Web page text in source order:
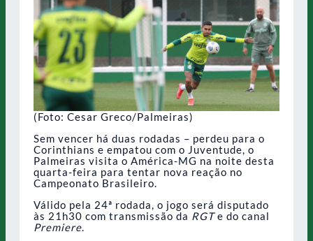
(Foto: Cesar Greco/Palmeiras)
Sem vencer há duas rodadas – perdeu para o
Corinthians e empatou com o Juventude, o
Palmeiras visita o América-MG na noite desta
quarta-feira para tentar nova reação no
Campeonato Brasileiro.
Válido pela 24ª rodada, o jogo será disputado
às 21h30 com transmissão da RGTe do canal
Premiere.